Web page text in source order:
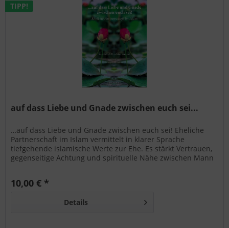
TIPP!
auf dass Liebe und Gnade zwischen euch sei...
…auf dass Liebe und Gnade zwischen euch sei! Eheliche
Partnerschaft im Islam vermittelt in klarer Sprache
tiefgehende islamische Werte zur Ehe. Es stärkt Vertrauen,
gegenseitige Achtung und spirituelle Nähe zwischen Mann
10,00 € *
Details